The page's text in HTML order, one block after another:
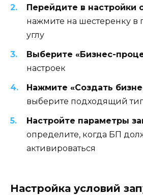
Перейдите в настройки
нажмите на шестеренку в
углу
Выберите «Бизнес-
настроек
Нажмите «Создать
выберите подходящий
Настройте параметры
определите, когда БП
активироваться
Настройка условий